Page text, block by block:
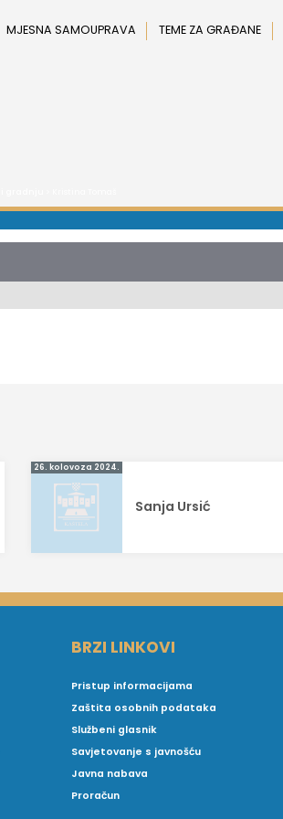
MJESNA SAMOUPRAVA TEME ZA GRAĐANE
26. kolovoza 2024.
Sanja Ursić
BRZI LINKOVI
Pristup informacijama
Zaštita osobnih podataka
Službeni glasnik
Savjetovanje s javnošću
Javna nabava
Proračun